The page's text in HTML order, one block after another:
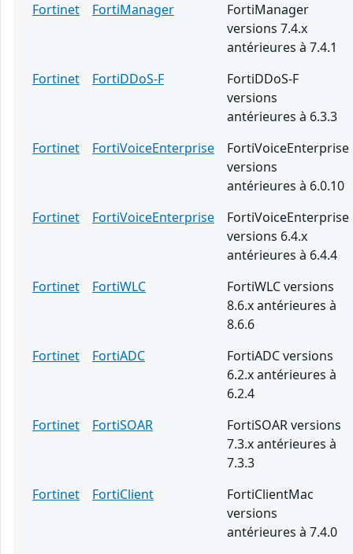
Fortinet
FortiManager
FortiManager
versions 7.4.x
antérieures à 7.4.1
Fortinet
FortiDDoS-F
FortiDDoS-F
versions
antérieures à 6.3.3
Fortinet
FortiVoiceEnterprise
FortiVoiceEnterprise
versions
antérieures à 6.0.10
Fortinet
FortiVoiceEnterprise
FortiVoiceEnterprise
versions 6.4.x
antérieures à 6.4.4
Fortinet
FortiWLC
FortiWLC versions
8.6.x antérieures à
8.6.6
Fortinet
FortiADC
FortiADC versions
6.2.x antérieures à
6.2.4
Fortinet
FortiSOAR
FortiSOAR versions
7.3.x antérieures à
7.3.3
Fortinet
FortiClient
FortiClientMac
versions
antérieures à 7.4.0